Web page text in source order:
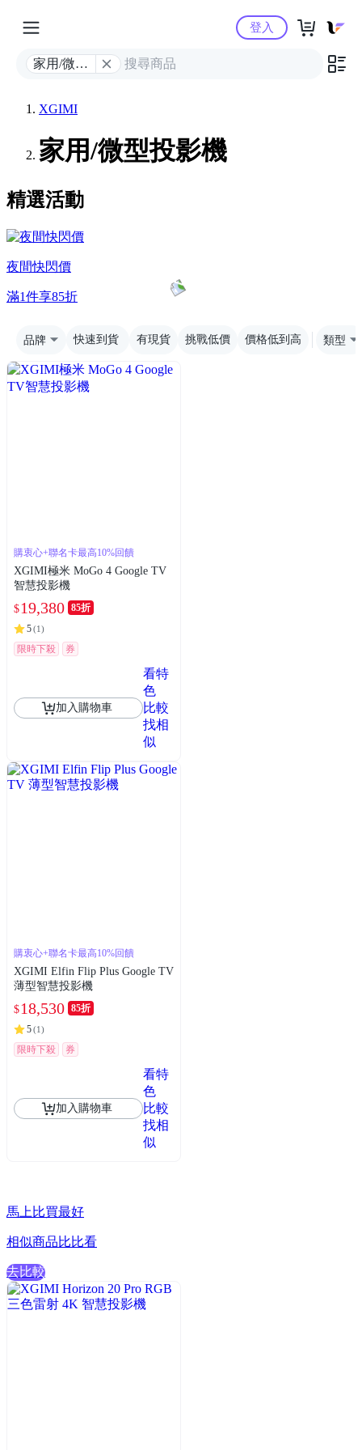
Yahoo購物中心
家用/微型
登入
XGIMI
家用/微型投影機
精選活動
夜間快閃價
滿1件享85折
品牌 快速到貨 有現貨 挑戰低價 價格低到高 類型
購衷心+聯名卡最高10%回饋
XGIMI極米 MoGo 4 Google TV
智慧投影機
$19,380 85折
5(1)
限時下殺 券
加入購物車
看特
色
比較
找相
似
購衷心+聯名卡最高10%回饋
XGIMI Elfin Flip Plus Google TV
薄型智慧投影機
$18,530 85折
5(1)
限時下殺 券
加入購物車
看特
色
比較
找相
似
馬上比買最好
相似商品比比看
去比較